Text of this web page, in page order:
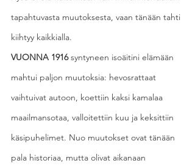
tapahtuvasta muutoksesta, vaan tänään tahti
kiihtyy kaikkialla.
VUONNA 1916 syntyneen isoäitini elämään
mahtui paljon muutoksia: hevosrattaat
vaihtuivat autoon, koettiin kaksi kamalaa
maailmansotaa, valloitettiin kuu ja keksittiin
käsipuhelimet. Nuo muutokset ovat tänään
pala historiaa, mutta olivat aikanaan